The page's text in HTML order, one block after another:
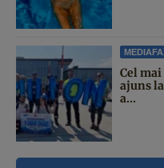
Cel
ajuns
a...